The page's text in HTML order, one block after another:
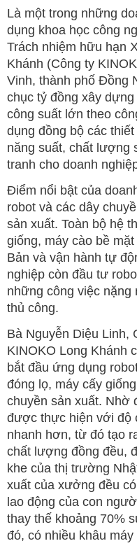
Là một trong những
dụng khoa học công
Trách nhiệm hữu hạn
Khánh (Công ty
Vinh, thành phố Đồng
chục tỷ đồng xây
công suất lớn theo
dụng đồng bộ các
năng suất, chất lượng
tranh cho doanh
Điểm nổi bật của
robot và các dây
sản xuất. Toàn bộ hệ
giống, máy cào bề
Bản và vận hành tự
nghiệp còn đầu tư
những công việc nặng
thủ công.
Bà Nguyễn Diệu Linh,
KINOKO Long Khánh
bắt đầu ứng dụng
đóng lọ, máy cấy
chuyền sản xuất. Nhờ
được thực hiện với độ
nhanh hơn, từ đó tạo
chất lượng đồng đều,
khe của thị trường
xuất của xưởng đều
lao động của con
thay thế khoảng 70%
đó, có nhiều khâu